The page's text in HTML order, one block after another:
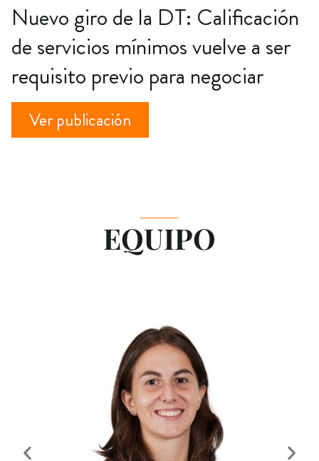
Nuevo giro de la DT: Calificación
de servicios mínimos vuelve a ser
requisito previo para negociar
Ver publicación
EQUIPO